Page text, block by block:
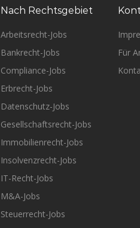
Nach Rechtsgebiet
Arbeitsrecht-Jobs
Bankrecht-Jobs
Compliance-Jobs
Erbrecht-Jobs
Datenschutz-Jobs
Gesellschaftsrecht-Jobs
Immobilienrecht-Jobs
Insolvenzrecht-Jobs
IT-Recht-Jobs
M&A-Jobs
Steuerrecht-Jobs
Für